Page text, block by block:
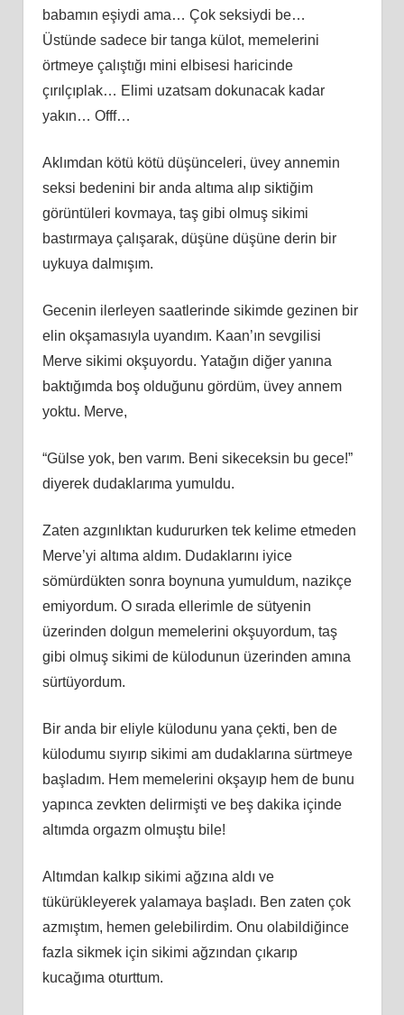
babamın eşiydi ama… Çok seksiydi be…
Üstünde sadece bir tanga külot, memelerini
örtmeye çalıştığı mini elbisesi haricinde
çırılçıplak… Elimi uzatsam dokunacak kadar
yakın… Offf…
Aklımdan kötü kötü düşünceleri, üvey annemin
seksi bedenini bir anda altıma alıp siktiğim
görüntüleri kovmaya, taş gibi olmuş sikimi
bastırmaya çalışarak, düşüne düşüne derin bir
uykuya dalmışım.
Gecenin ilerleyen saatlerinde sikimde gezinen bir
elin okşamasıyla uyandım. Kaan’ın sevgilisi
Merve sikimi okşuyordu. Yatağın diğer yanına
baktığımda boş olduğunu gördüm, üvey annem
yoktu. Merve,
“Gülse yok, ben varım. Beni sikeceksin bu gece!”
diyerek dudaklarıma yumuldu.
Zaten azgınlıktan kudururken tek kelime etmeden
Merve’yi altıma aldım. Dudaklarını iyice
sömürdükten sonra boynuna yumuldum, nazikçe
emiyordum. O sırada ellerimle de sütyenin
üzerinden dolgun memelerini okşuyordum, taş
gibi olmuş sikimi de külodunun üzerinden amına
sürtüyordum.
Bir anda bir eliyle külodunu yana çekti, ben de
külodumu sıyırıp sikimi am dudaklarına sürtmeye
başladım. Hem memelerini okşayıp hem de bunu
yapınca zevkten delirmişti ve beş dakika içinde
altımda orgazm olmuştu bile!
Altımdan kalkıp sikimi ağzına aldı ve
tükürükleyerek yalamaya başladı. Ben zaten çok
azmıştım, hemen gelebilirdim. Onu olabildiğince
fazla sikmek için sikimi ağzından çıkarıp
kucağıma oturttum.